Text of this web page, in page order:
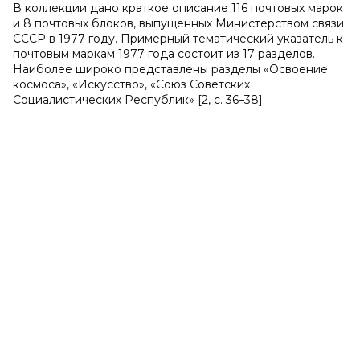
В коллекции дано краткое описание 116 почтовых марок
и 8 почтовых блоков, выпущенных Министерством связи
СССР в 1977 году. Примерный тематический указатель к
почтовым маркам 1977 года состоит из 17 разделов.
Наиболее широко представлены разделы «Освоение
космоса», «Искусство», «Союз Советских
Социалистических Республик» [2, c. 36–38].